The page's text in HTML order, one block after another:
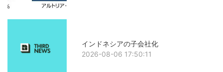
インドネシアの子会社化
2026-08-06 17:50:11